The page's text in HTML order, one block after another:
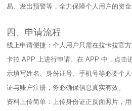
易、发出预警等，全力保障个人用户的资
四、申请流程​
线上申请便捷：个人用户只需在拉卡拉官
卡拉 APP 上进行申请。在 APP 中，点击
示填写姓名、身份证号、手机号等必要个
证与账户注册，务必确保信息真实有效。​
资料上传简单：上传身份证正反面照片，